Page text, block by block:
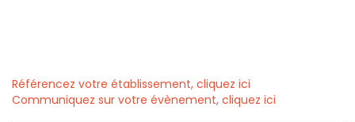
Référencez votre établissement, cliquez ici
Communiquez sur votre évènement, cliquez ici